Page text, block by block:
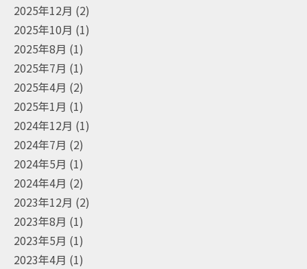
2025年12月 (2)
2025年10月 (1)
2025年8月 (1)
2025年7月 (1)
2025年4月 (2)
2025年1月 (1)
2024年12月 (1)
2024年7月 (2)
2024年5月 (1)
2024年4月 (2)
2023年12月 (2)
2023年8月 (1)
2023年5月 (1)
2023年4月 (1)